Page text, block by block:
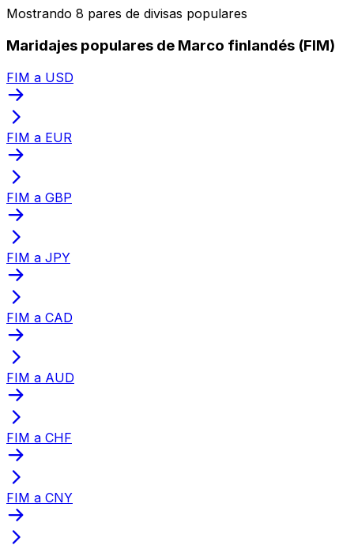
Mostrando 8 pares de divisas populares
Maridajes populares de Marco finlandés (FIM)
FIM a USD
FIM a EUR
FIM a GBP
FIM a JPY
FIM a CAD
FIM a AUD
FIM a CHF
FIM a CNY